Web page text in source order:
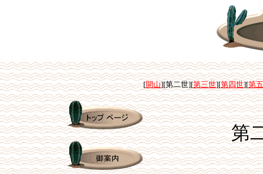
[開山][第二世][第三世][第四世][第
第